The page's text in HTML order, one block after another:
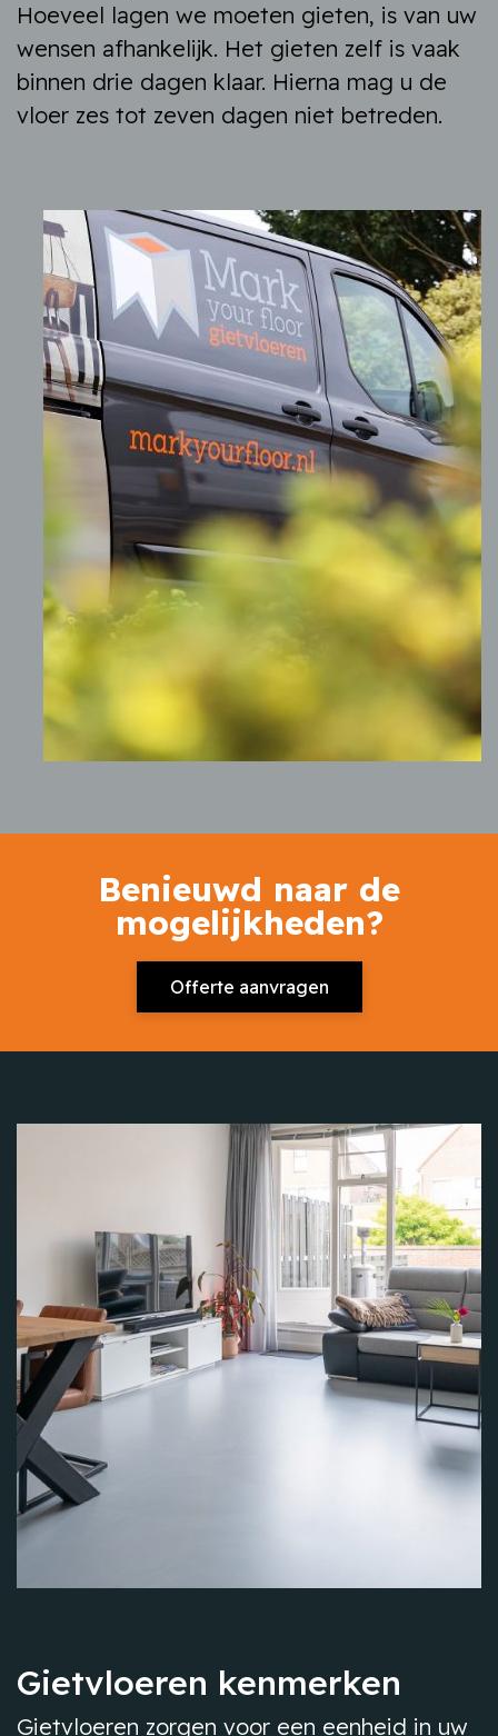
Hoeveel lagen we moeten gieten, is van uw
wensen afhankelijk. Het gieten zelf is vaak
binnen drie dagen klaar. Hierna mag u de
vloer zes tot zeven dagen niet betreden.
Benieuwd naar de
mogelijkheden?
Offerte aanvragen
Gietvloeren kenmerken
Gietvloeren zorgen voor een eenheid in uw